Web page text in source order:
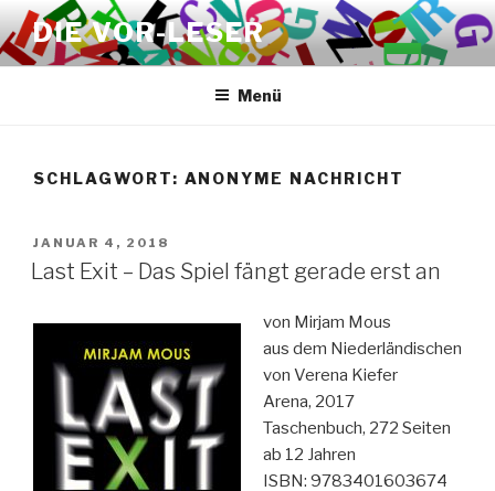
Zum
Inhalt
springen
DIE VOR-LESER
Menü
SCHLAGWORT: ANONYME NACHRICHT
VERÖFFENTLICHT
AM
JANUAR 4, 2018
Last Exit – Das Spiel fängt gerade erst an
von Mirjam Mous
aus dem Niederländischen
von Verena Kiefer
Arena, 2017
Taschenbuch, 272 Seiten
ab 12 Jahren
ISBN: 9783401603674